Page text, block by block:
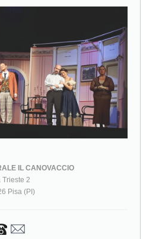
IL CANOVACCIO
Trieste 2
Pisa (PI)